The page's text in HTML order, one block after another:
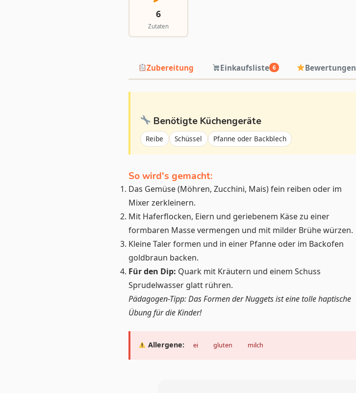
6
Zutaten
Zubereitung Einkaufsliste 6 Bewertungen
Benötigte Küchengeräte
Reibe Schüssel Pfanne oder Backblech
So wird's gemacht:
Das Gemüse (Möhren, Zucchini, Mais) fein reiben oder im
Mixer zerkleinern.
Mit Haferflocken, Eiern und geriebenem Käse zu einer
formbaren Masse vermengen und mit milder Brühe würzen.
Kleine Taler formen und in einer Pfanne oder im Backofen
goldbraun backen.
Für den Dip: Quark mit Kräutern und einem Schuss
Sprudelwasser glatt rühren.
Pädagogen-Tipp: Das Formen der Nuggets ist eine tolle haptische
Übung für die Kinder!
Allergene: ei gluten milch